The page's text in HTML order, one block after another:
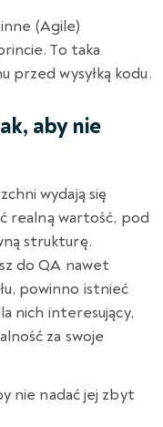
(Agile)
To taka
przed wysyłką kodu.
aby nie
wydają się
realną wartość, pod
strukturę.
do QA nawet
powinno istnieć
nich interesujący,
za swoje
nie nadać jej zbyt